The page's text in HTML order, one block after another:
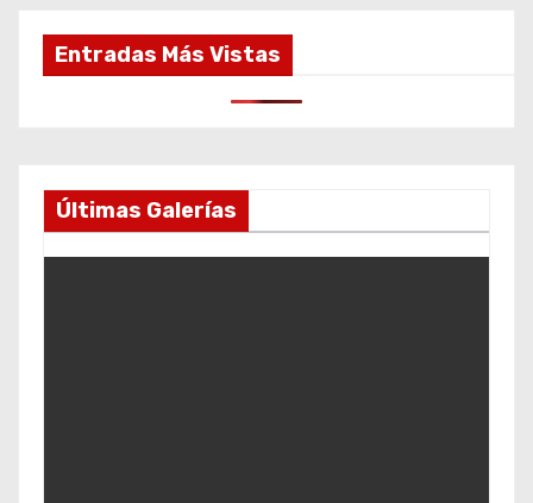
Entradas Más Vistas
Últimas Galerías